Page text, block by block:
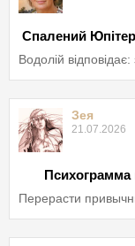
Спалений
Водолій
Зея
21.07.2026
Психограмма
Перерасти